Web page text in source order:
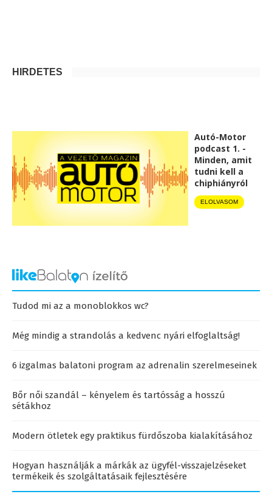
HIRDETÉS
Autó-Motor
podcast 1. -
Minden, amit
tudni kell a
chiphiányról
ELOLVASOM
Tudod mi az a monoblokkos wc?
Még mindig a strandolás a kedvenc nyári elfoglaltság!
6 izgalmas balatoni program az adrenalin szerelmeseinek
Bőr női szandál – kényelem és tartósság a hosszú
sétákhoz
Modern ötletek egy praktikus fürdőszoba kialakításához
Hogyan használják a márkák az ügyfél-visszajelzéseket
termékeik és szolgáltatásaik fejlesztésére